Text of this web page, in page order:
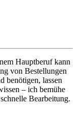
Hauptberuf kann
von Bestellungen
benötigen, lassen
– ich bemühe
Bearbeitung.